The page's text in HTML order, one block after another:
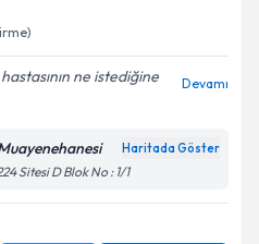
ilişkin
kabul ediyorum.
Gönder
ne istediğine
Devamı
Haritada Göster
Sitesi D Blok No : 1/1